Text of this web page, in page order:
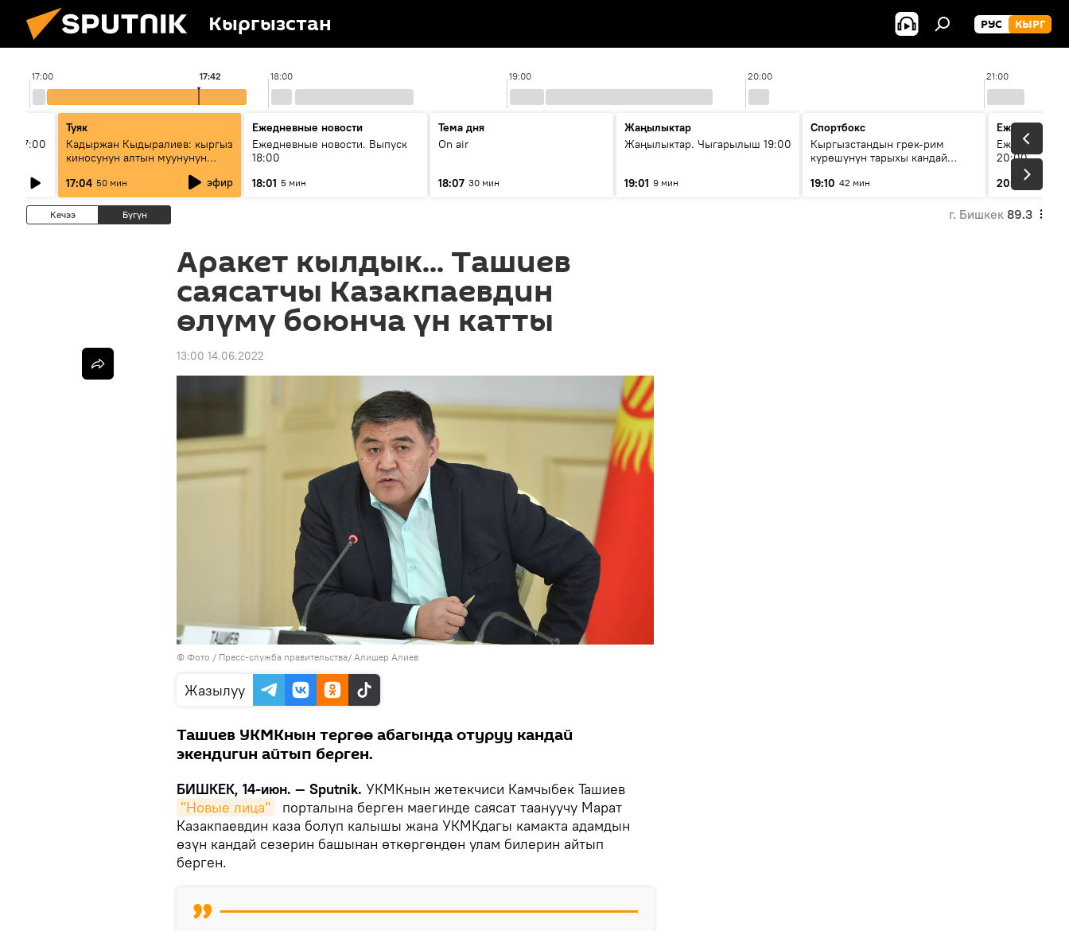
Кыргызстан РУС КЫРГ
17:00 18:00 19:00 20:00 21:00
17:42
17:00
Туяк
Кадыржан Кыдыралиев: кыргыз
киносунун алтын муунунун
17:04 50 мин эфир
Ежедневные новости
Ежедневные новости. Выпуск
18:00
18:01 5 мин
Тема дня
On air
18:07 30 мин
Жаңылыктар
Жаңылыктар. Чыгарылыш 19:00
19:01 9 мин
Спортбокс
Кыргызстандын грек-рим
күрөшүнүн тарыхы кандай
19:10 42 мин
Ежедневные
Ежедневные
20:00
20:01
Кечээ Бүгүн г. Бишкек 89.3
Аракет кылдык... Ташиев
саясатчы Казакпаевдин
өлүмү боюнча үн катты
13:00 14.06.2022
© Фото / Пресс-служба правительства/ Алишер Алиев
Жазылуу
Ташиев УКМКнын тергөө абагында отуруу кандай
экендигин айтып берген.
БИШКЕК, 14-июн. — Sputnik. УКМКнын жетекчиси Камчыбек Ташиев
"Новые лица"
порталына берген маегинде саясат таануучу Марат
Казакпаевдин каза болуп калышы жана УКМКдагы камакта адамдын
өзүн кандай сезерин башынан өткөргөндөн улам билерин айтып
берген.